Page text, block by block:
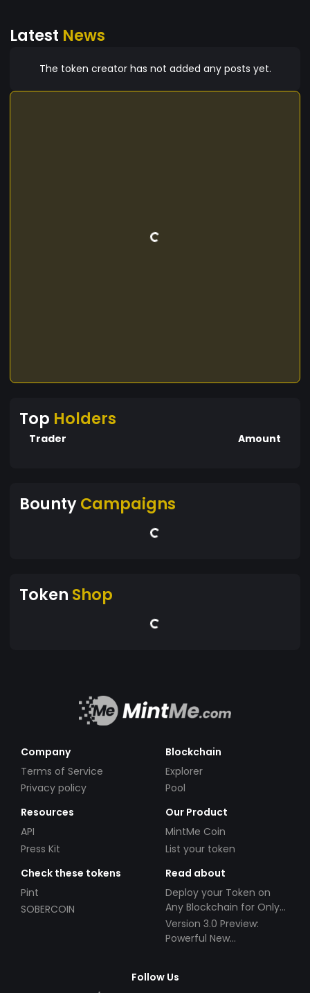
reis, por isso o espírito de Baal continua forte
segundo a Sabedoria Iniciática das Idades, trouxe
Latest News
The token creator has not added any posts yet.
Top Holders
Trader Amount
BountyCampaigns
Token Shop
Company
Terms of Service
Privacy policy
Blockchain
Explorer
Pool
Resources
API
Press Kit
Our Product
MintMe Coin
List your token
Check these tokens
Pint
SOBERCOIN
Read about
Deploy your Token on
Any Blockchain for Only
$49!
Version 3.0 Preview:
Powerful New
Follow Us